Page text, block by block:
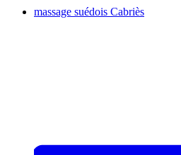
massage suédois Cabriès